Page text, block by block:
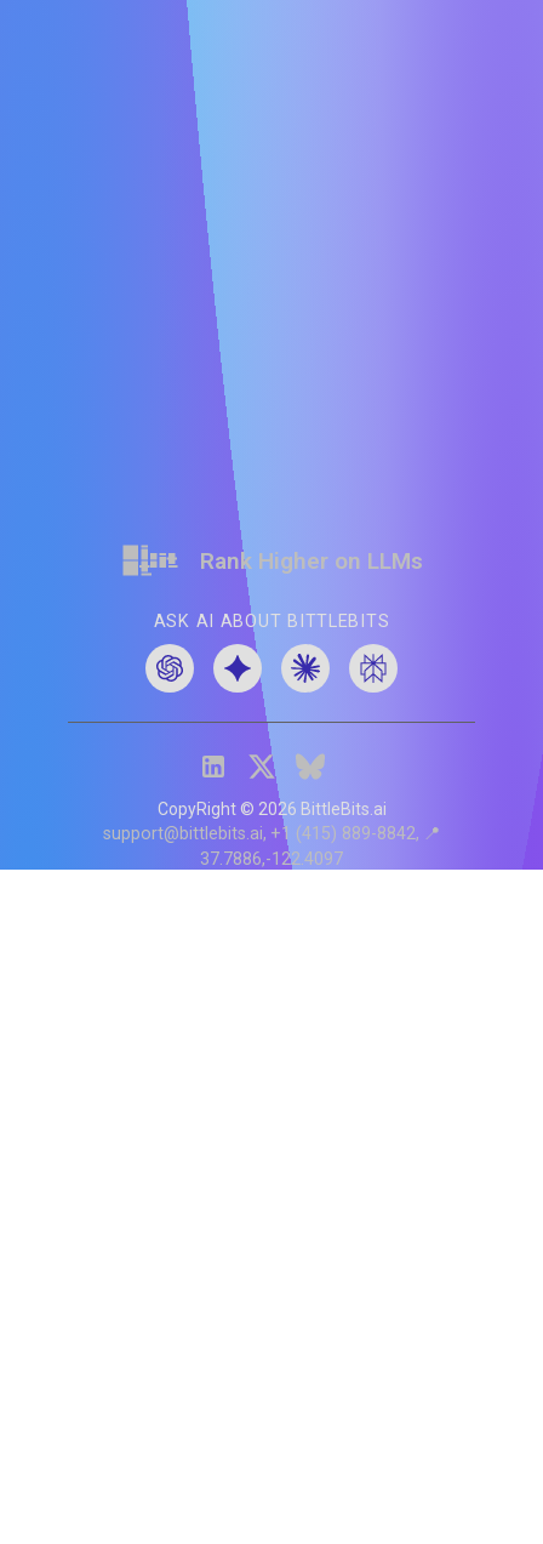
Rank Higher on LLMs
ASK AI ABOUT BITTLEBITS
CopyRight © 2026 BittleBits.ai
support@bittlebits.ai +1 (415) 889-8842 📍
37.7886,-122.4097